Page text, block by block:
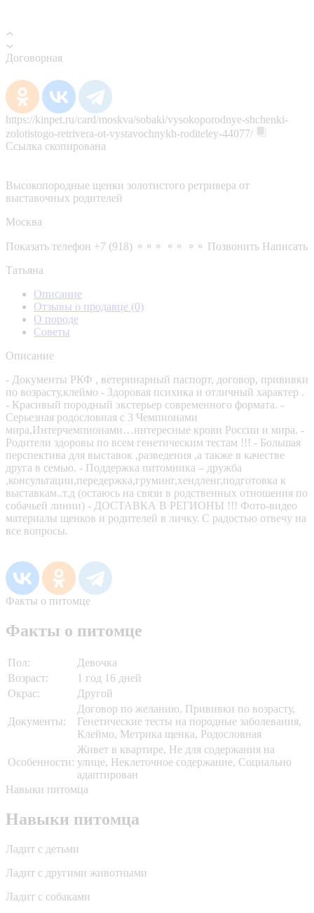
Договорная
https://kinpet.ru/card/moskva/sobaki/vysokoporodnye-shchenki-
zolotistogo-retrivera-ot-vystavochnykh-roditeley-44077/
Ссылка скопирована
Высокопородные щенки золотистого ретривера от
выставочных родителей
Москва
Показать телефон +7 (918) ⚬⚬⚬ ⚬⚬ ⚬⚬ Позвонить Написать
Татьяна
Описание
Отзывы о продавце (0)
О породе
Советы
Описание
- Документы РКФ , ветеринарный паспорт, договор, прививки
по возрасту,клеймо - Здоровая психика и отличный характер .
- Красивый породный экстерьер современного формата. -
Серьезная родословная с 3 Чемпионами
мира,Интерчемпионами…интересные крови России и мира. -
Родители здоровы по всем генетическим тестам !!! - Большая
перспектива для выставок ,разведения ,а также в качестве
друга в семью. - Поддержка питомника – дружба
,консультации,передержка,груминг,хендленг,подготовка к
выставкам..т.д (остаюсь на связи в родственных отношения по
собачьей линии) - ДОСТАВКА В РЕГИОНЫ !!! Фото-видео
материалы щенков и родителей в личку. С радостью отвечу на
все вопросы.
Факты о питомце
Факты о питомце
Пол:
Девочка
Возраст:
1 год 16 дней
Окрас:
Другой
Документы:
Договор по желанию, Прививки по возрасту,
Генетические тесты на породные заболевания,
Клеймо, Метрика щенка, Родословная
Особенности:
Живет в квартире, Не для содержания на
улице, Неклеточное содержание, Социально
адаптирован
Навыки питомца
Навыки питомца
Ладит с детьми
Ладит с другими животными
Ладит с собаками